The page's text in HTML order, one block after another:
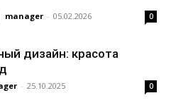
manager - 05.02.2026 0
дизайн: красота
- 25.10.2025 0